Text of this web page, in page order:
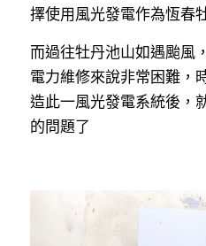
擇使用風光發電作為恆春
而過往牡丹池山如遇颱風
電力維修來說非常困難，
造此一風光發電系統後，
的問題了